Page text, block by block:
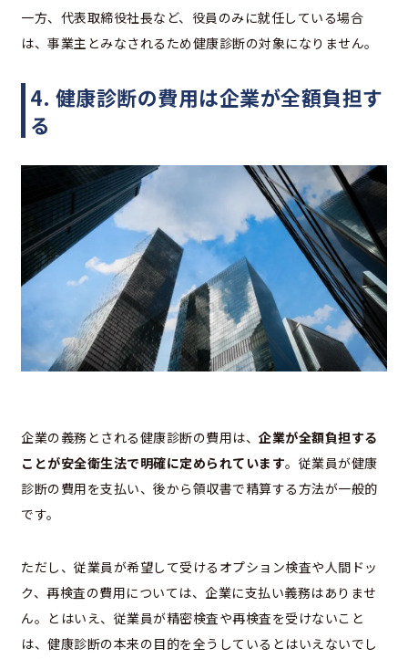
一方、代表取締役社長など、役員のみに就任している場合
は、事業主とみなされるため健康診断の対象になりません。
4. 健康診断の費用は企業が全額負担す
る
企業の義務とされる健康診断の費用は、 企業が全額負担する
ことが安全衛生法で明確に定められています。従業員が健康
診断の費用を支払い、後から領収書で精算する方法が一般的
です。
ただし、従業員が希望して受けるオプション検査や人間ドッ
ク、再検査の費用については、企業に支払い義務はありませ
ん。とはいえ、従業員が精密検査や再検査を受けないこと
は、健康診断の本来の目的を全うしているとはいえないでし